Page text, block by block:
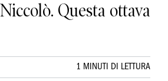
Questa ottava
1 MINUTI DI LETTURA